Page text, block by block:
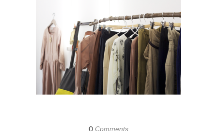
0 Comments